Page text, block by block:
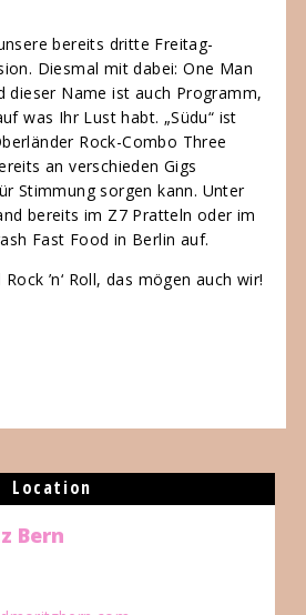
bereits dritte Freitag-
Diesmal mit dabei: One Man
dieser Name ist auch Programm,
was Ihr Lust habt. „Südu“ ist
Rock-Combo Three
an verschieden Gigs
Stimmung sorgen kann. Unter
bereits im Z7 Pratteln oder im
Fast Food in Berlin auf.
’n‘ Roll, das mögen auch wir!
Location
Bern